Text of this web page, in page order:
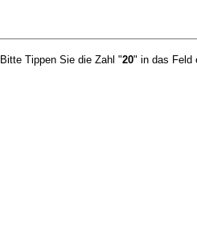
Bitte Tippen Sie die Zahl "20" in das Feld